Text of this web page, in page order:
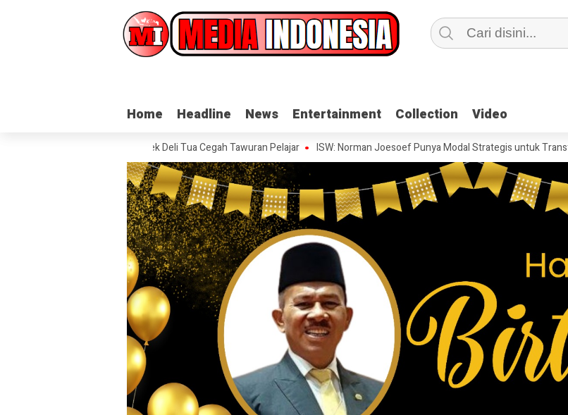
Home Headline News Entertainment Collection Video
Home Headline News Entertainment Collection Video
Cepat Polsek Deli Tua Cegah Tawuran Pelajar ISW: Norman Joesoef Punya Modal Strategis untuk Transformasi